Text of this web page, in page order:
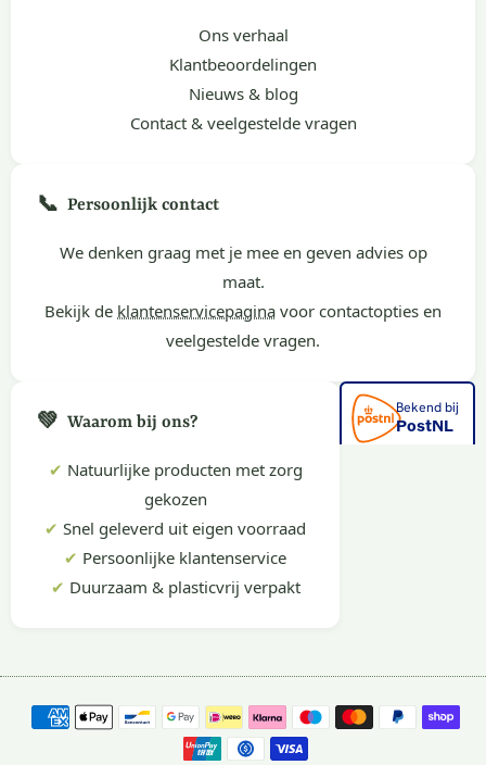
Ons verhaal
Klantbeoordelingen
Nieuws & blog
Contact & veelgestelde vragen
📞 Persoonlijk contact
We denken graag met je mee en geven advies op
maat.
Bekijk de klantenservicepagina voor contactopties en
veelgestelde vragen.
💚 Waarom bij ons?
✔ Natuurlijke producten met zorg
gekozen
✔ Snel geleverd uit eigen voorraad
✔ Persoonlijke klantenservice
✔ Duurzaam & plasticvrij verpakt